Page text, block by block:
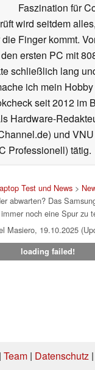
Faszination für
wird seitdem
Finger kommt.
ersten PC mit
schließlich lang
ich mein
seit 2012 im
Hardware-
und
Professionell) tätig.
Test und News>
abwarten? Das
immer noch eine Spur zu
Masiero, 19.10.2025
loading failed!
Team| Datenschutz|